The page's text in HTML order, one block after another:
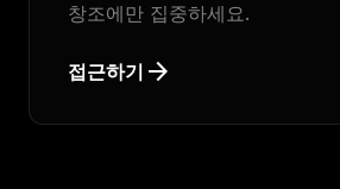
창조에만 집중하세요.
접근하기 arrow_forward